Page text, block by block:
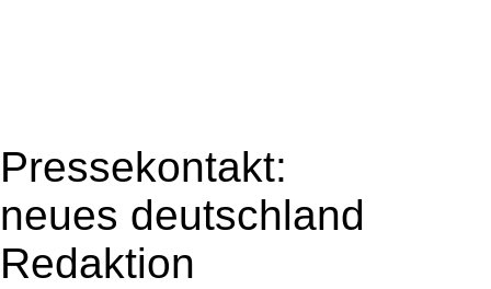
Pressekontakt:
neues deutschland
Redaktion